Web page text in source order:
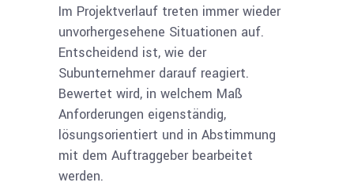
Im Projektverlauf treten immer wieder
unvorhergesehene Situationen auf­.
Entscheidend ist, wie der
Subunternehmer darauf reagiert.
Bewertet wird, in welchem Maß
Anforderungen eigenständig,
lösungsorientiert und in Abstimmung
mit dem Auftraggeber bearbeitet
werden.